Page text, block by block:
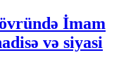
İmam
və siyasi